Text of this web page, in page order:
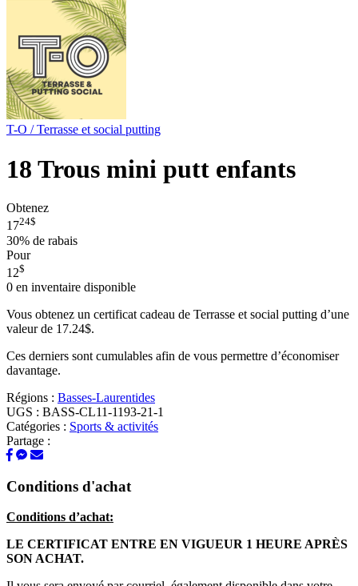
T-O / Terrasse et social putting
18 Trous mini putt enfants
Obtenez
1724$
30% de rabais
Pour
12$
0 en inventaire disponible
Vous obtenez un certificat cadeau de Terrasse et social putting d’une
valeur de 17.24$.
Ces derniers sont cumulables afin de vous permettre d’économiser
davantage.
Régions : Basses-Laurentides
UGS : BASS-CL11-1193-21-1
Catégories : Sports & activités
Partage :
Conditions d'achat
Conditions d’achat:
LE CERTIFICAT ENTRE EN VIGUEUR 1 HEURE APRÈS
SON ACHAT.